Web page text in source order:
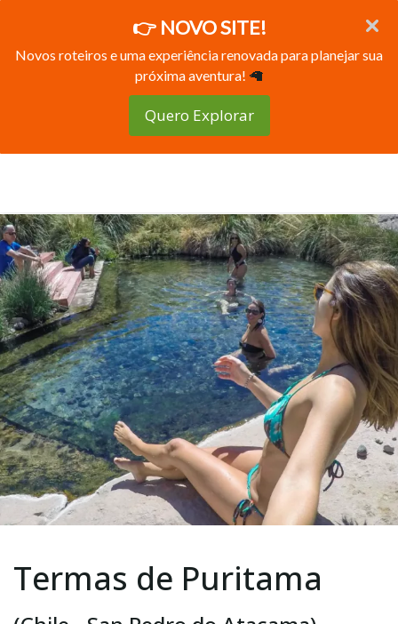
👉 NOVO SITE!
Novos roteiros e uma experiência renovada para planejar sua
próxima aventura! 🦙
Quero Explorar
Termas de Puritama